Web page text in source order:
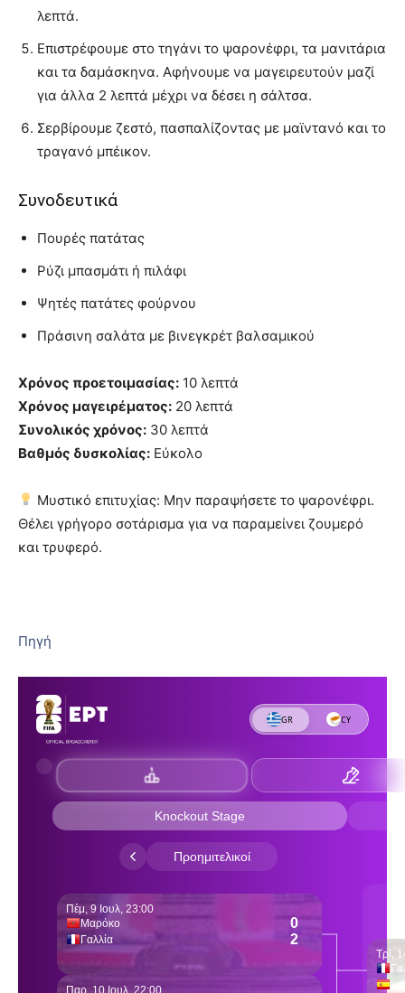
λεπτά.
Επιστρέφουμε στο τηγάνι το ψαρονέφρι, τα μανιτάρια
και τα δαμάσκηνα. Αφήνουμε να μαγειρευτούν μαζί
για άλλα 2 λεπτά μέχρι να δέσει η σάλτσα.
Σερβίρουμε ζεστό, πασπαλίζοντας με μαϊντανό και το
τραγανό μπέικον.
Συνοδευτικά
Πουρές πατάτας
Ρύζι μπασμάτι ή πιλάφι
Ψητές πατάτες φούρνου
Πράσινη σαλάτα με βινεγκρέτ βαλσαμικού
Χρόνος προετοιμασίας: 10 λεπτά
Χρόνος μαγειρέματος: 20 λεπτά
Συνολικός χρόνος: 30 λεπτά
Βαθμός δυσκολίας: Εύκολο
Μυστικό επιτυχίας: Μην παραψήσετε το ψαρονέφρι.
Θέλει γρήγορο σοτάρισμα για να παραμείνει ζουμερό
και τρυφερό.
Πηγή